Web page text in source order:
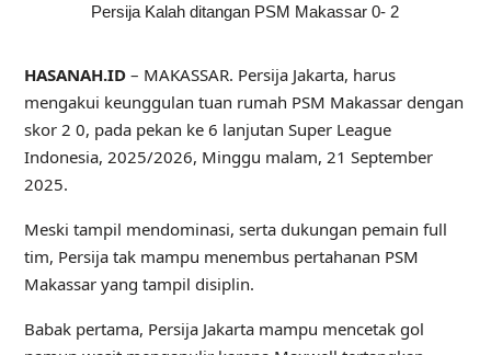
Persija Kalah ditangan PSM Makassar 0- 2
HASANAH.ID– MAKASSAR. Persija Jakarta, harus
mengakui keunggulan tuan rumah PSM Makassar dengan
skor 2 0, pada pekan ke 6 lanjutan Super League
Indonesia, 2025/2026, Minggu malam, 21 September
2025.
Meski tampil mendominasi, serta dukungan pemain full
tim, Persija tak mampu menembus pertahanan PSM
Makassar yang tampil disiplin.
Babak pertama, Persija Jakarta mampu mencetak gol